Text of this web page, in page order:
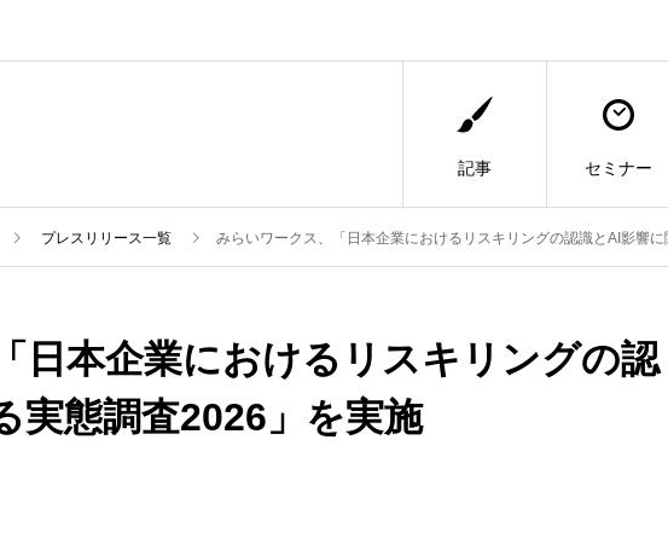
記事 セミナー
プレスリリース一覧 みらいワークス、「日本企業におけるリスキリングの認識とAI影響
日本企業におけるリスキリングの認
実態調査2026」を実施